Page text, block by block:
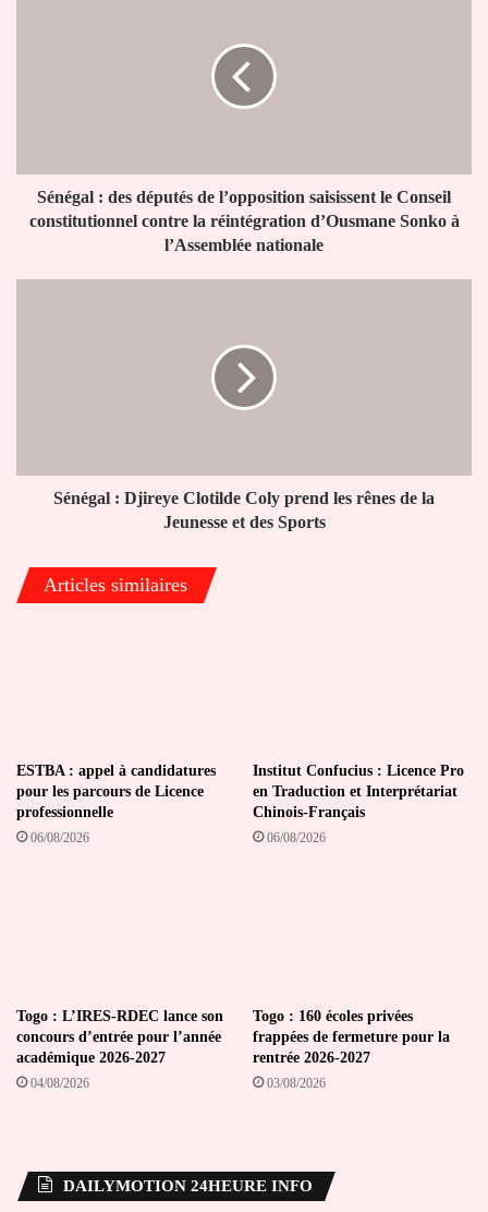
Conseil
constitutionnel
contre
Sénégal : des députés de l’opposition saisissent le Conseil
constitutionnel contre la réintégration d’Ousmane Sonko à
l’Assemblée nationale
de
des
Sports
Sénégal : Djireye Clotilde Coly prend les rênes de la
Jeunesse et des Sports
Articles similaires
ESTBA : appel à candidatures
pour les parcours de Licence
professionnelle
06/08/2026
Institut Confucius : Licence Pro
en Traduction et Interprétariat
Chinois-Français
06/08/2026
Togo : L’IRES-RDEC lance son
concours d’entrée pour l’année
académique 2026-2027
04/08/2026
Togo : 160 écoles privées
frappées de fermeture pour la
rentrée 2026-2027
03/08/2026
DAILYMOTION 24HEURE INFO